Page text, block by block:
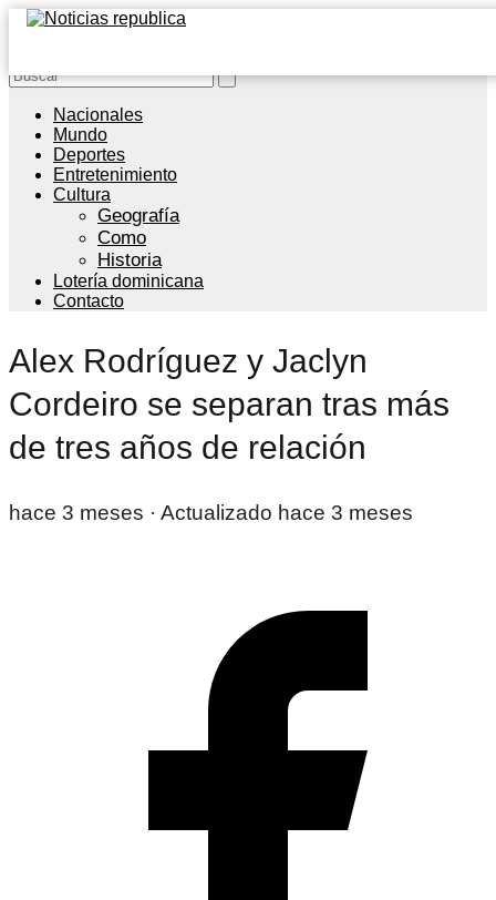
Nacionales
Mundo
Deportes
Entretenimiento
Cultura
Geografía
Como
Historia
Lotería dominicana
Contacto
Alex Rodríguez y Jaclyn
Cordeiro se separan tras más
de tres años de relación
hace 3 meses · Actualizado hace 3 meses